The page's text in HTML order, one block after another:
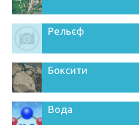
Рельєф
Боксити
Вода